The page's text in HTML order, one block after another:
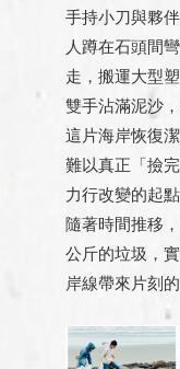
手持小刀與夥
人蹲在石頭間
走，搬運大型
雙手沾滿泥沙
這片海岸恢復
難以真正「撿
力行改變的起
隨著時間推移
公斤的垃圾，
岸線帶來片刻